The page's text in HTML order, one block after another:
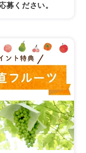
募ください。